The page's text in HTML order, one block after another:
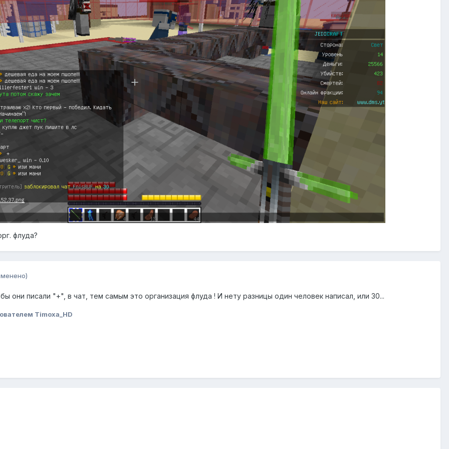
флуда?
они писали "+", в чат, тем самым это организация флуда ! И нету разницы один человек написал, или 30...
Timoxa_HD